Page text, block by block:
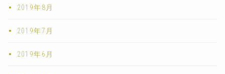
2019年8月
2019年7月
2019年6月